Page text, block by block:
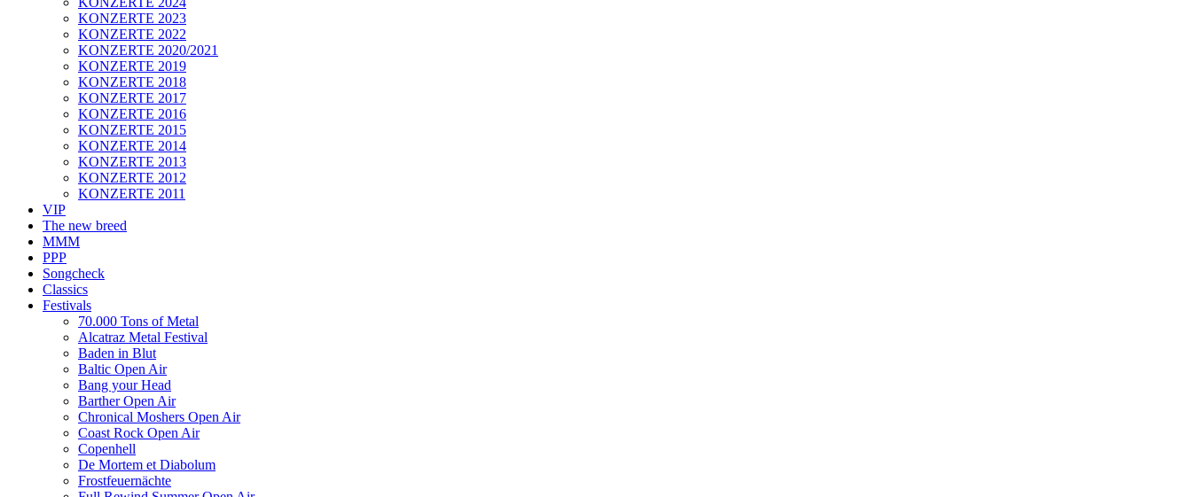
KONZERTE 2023
KONZERTE 2022
KONZERTE 2020/2021
KONZERTE 2019
KONZERTE 2018
KONZERTE 2017
KONZERTE 2016
KONZERTE 2015
KONZERTE 2014
KONZERTE 2013
KONZERTE 2012
KONZERTE 2011
VIP
The new breed
MMM
PPP
Songcheck
Classics
Festivals
70.000 Tons of Metal
Alcatraz Metal Festival
Baden in Blut
Baltic Open Air
Bang your Head
Barther Open Air
Chronical Moshers Open Air
Coast Rock Open Air
Copenhell
De Mortem et Diabolum
Frostfeuernächte